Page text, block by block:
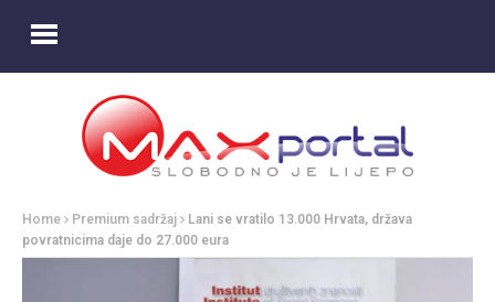
Home Premium sadržaj
Lani se vratilo 13.000 Hrvata, država
povratnicima daje do 27.000 eura